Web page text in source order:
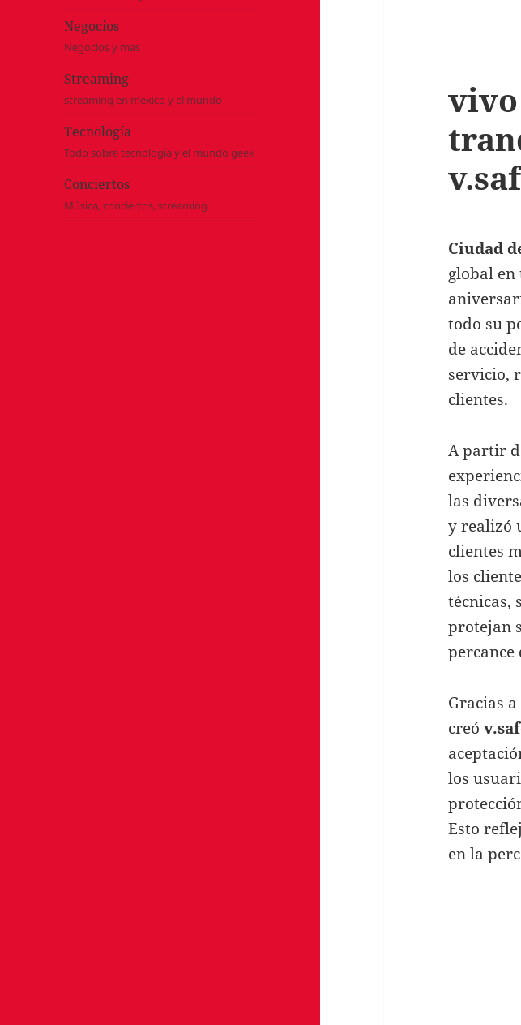
Negocios
Negocios y mas
Streaming
streaming en mexico y el mundo
Tecnología
Todo sobre tecnología y el mundo geek
Conciertos
Música, conciertos, streaming
Ciudad
global
todo su
de
servicio,
clientes.
A partir
las
y realizó
clientes
los
técnicas,
protejan
percance
Gracias
creó
los
Esto
en la